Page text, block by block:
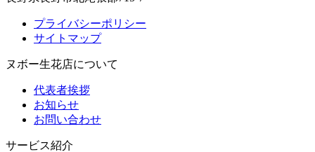
プライバシーポリシー
サイトマップ
ヌボー生花店について
代表者挨拶
お知らせ
お問い合わせ
サービス紹介